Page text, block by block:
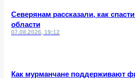
Северянам рассказали, как
области
07.08.2026, 19:12
Как мурманчане поддерживают